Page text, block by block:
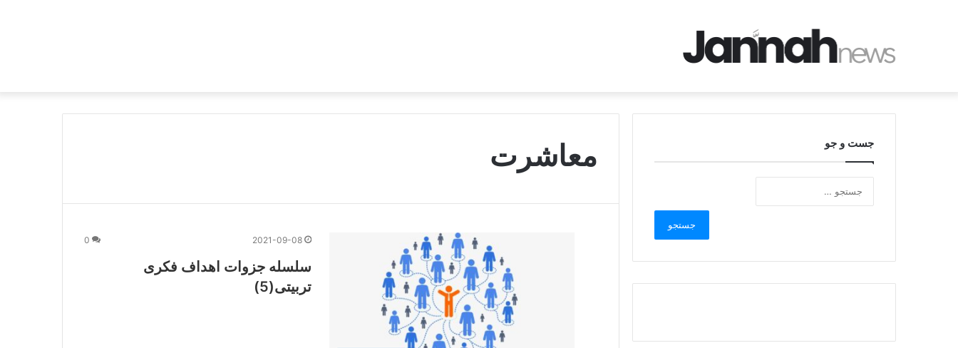
معاشرت
2021-09-08
0
سلسله جزوات اهداف فکری
تربیتی(5)
جست و جو